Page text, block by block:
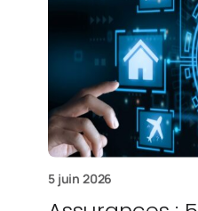
5 juin 2026